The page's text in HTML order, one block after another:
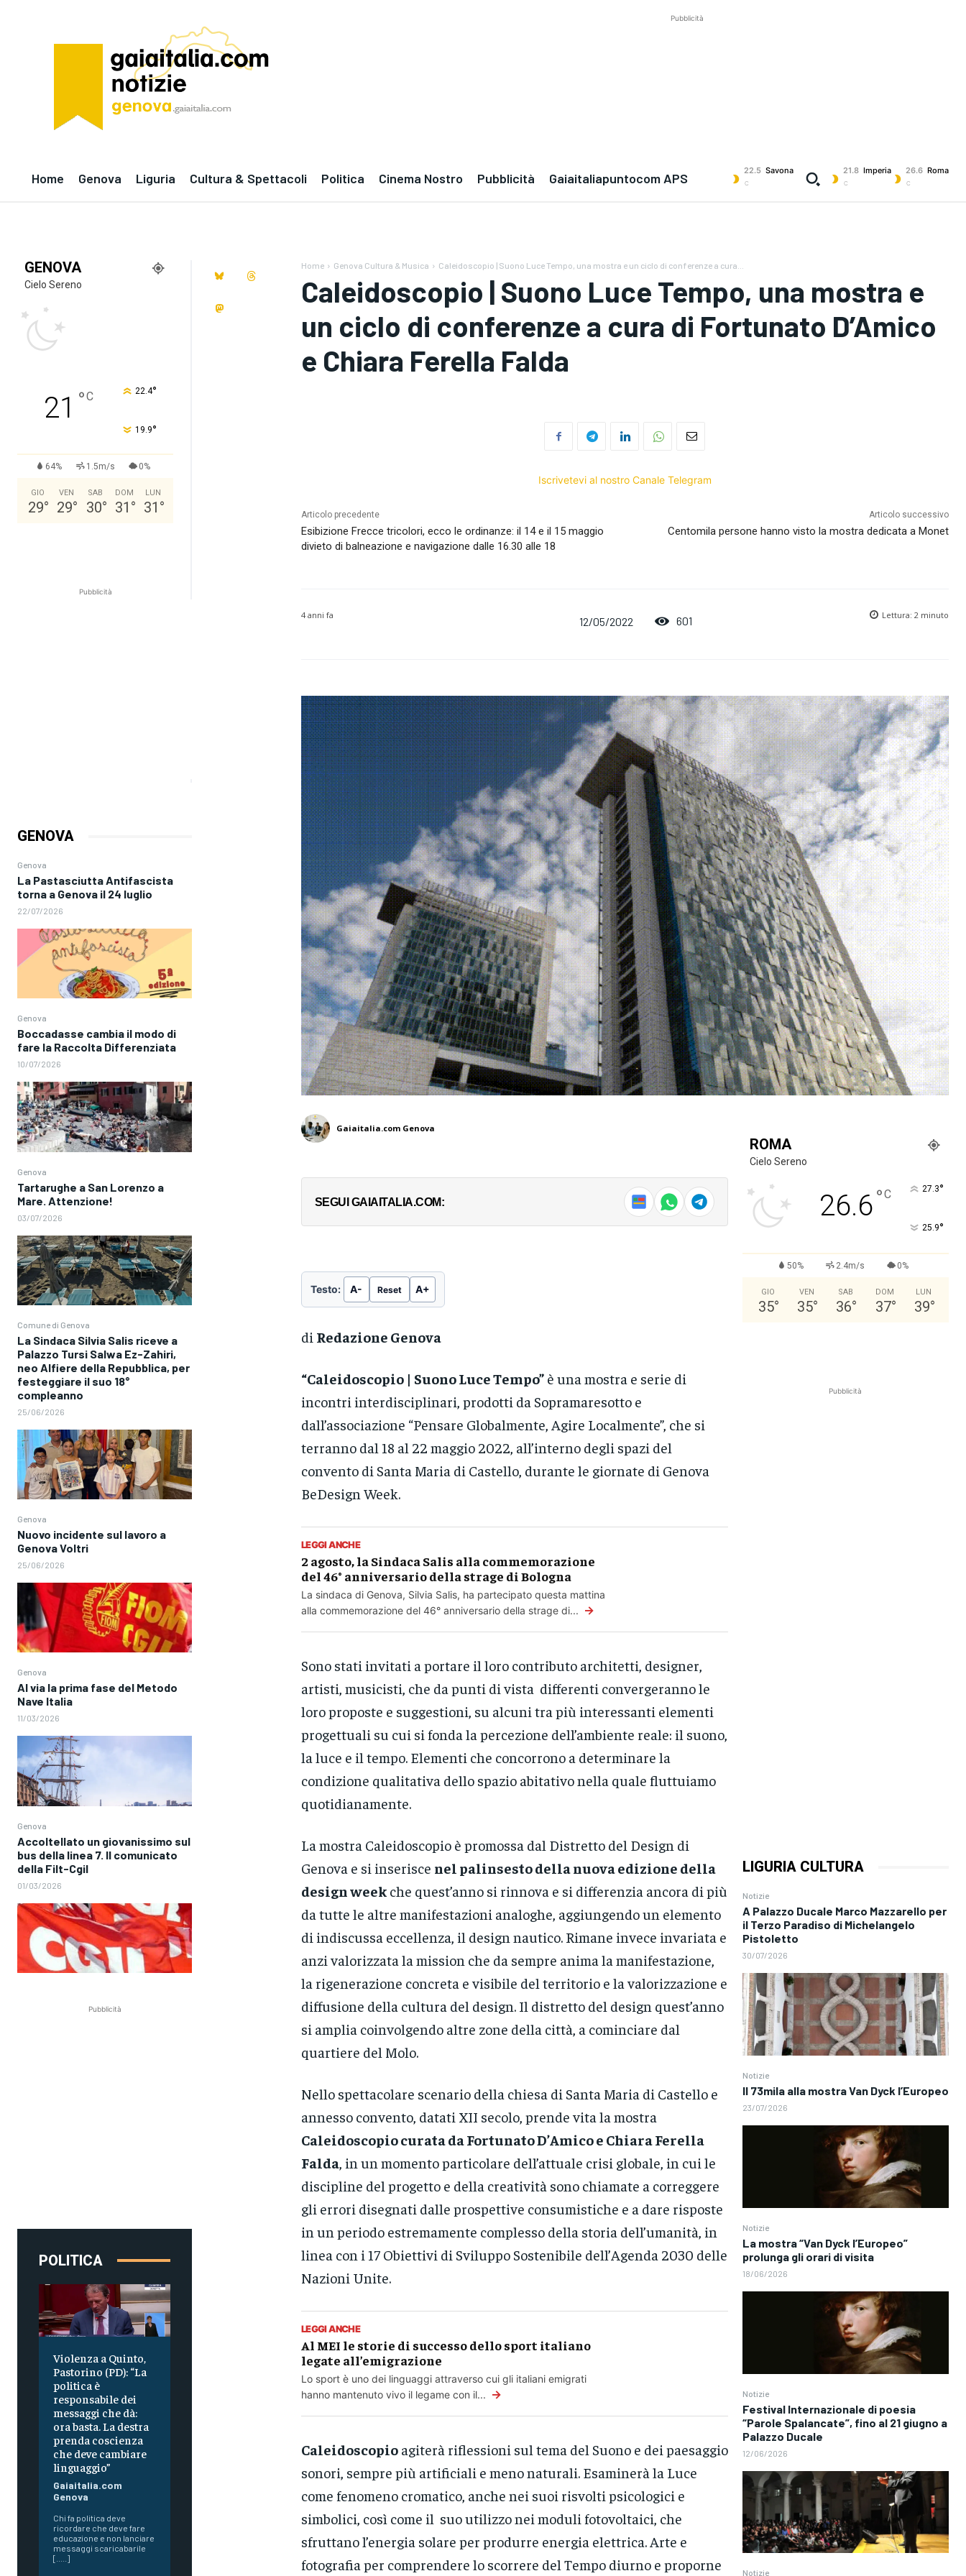
Pubblicità
Home Genova Liguria Cultura & Spettacoli Politica Cinema Nostro Pubblicità Gaiaitaliapuntocom APS 22.5
C
Savona 21.8
C
Imperia 26.6
C
Roma
GENOVA
Cielo Sereno
21 °C 22.4°
19.9°
64% 1.5m/s 0%
GIO
29°
VEN
29°
SAB
30°
DOM
31 °
LUN
31 °
Pubblicità
GENOVA
Genova
La Pastasciutta Antifascista
torna a Genova il 24 luglio
22/07/2026
Genova
Boccadasse cambia il modo di
fare la Raccolta Differenziata
10/07/2026
Genova
Tartarughe a San Lorenzo a
Mare. Attenzione!
03/07/2026
Comune di Genova
La Sindaca Silvia Salis riceve a
Palazzo Tursi Salwa Ez-Zahiri,
neo Alfiere della Repubblica, per
festeggiare il suo 18°
compleanno
25/06/2026
Genova
Nuovo incidente sul lavoro a
Genova Voltri
25/06/2026
Genova
Al via la prima fase del Metodo
Nave Italia
11/03/2026
Genova
Accoltellato un giovanissimo sul
bus della linea 7. Il comunicato
della Filt-Cgil
01/03/2026
Pubblicità
POLITICA
Violenza a Quinto,
Pastorino (PD): “La
politica è
responsabile dei
messaggi che dà:
ora basta. La destra
prenda coscienza
che deve cambiare
linguaggio”
Gaiaitalia.com
Genova
Chi fa politica deve
ricordare che deve fare
educazione e non lanciare
messaggi scaricabarile
[.....]
Home Genova Cultura & Musica Caleidoscopio | Suono Luce Tempo, una mostra e un ciclo di conferenze a cura...
Caleidoscopio | Suono Luce Tempo, una mostra e
un ciclo di conferenze a cura di Fortunato D’Amico
e Chiara Ferella Falda
Iscrivetevi al nostro Canale Telegram
Articolo precedente
Esibizione Frecce tricolori, ecco le ordinanze: il 14 e il 15 maggio
divieto di balneazione e navigazione dalle 16.30 alle 18
Articolo successivo
Centomila persone hanno visto la mostra dedicata a Monet
4 anni fa
12/05/2022 601 Lettura: 2minuto
Gaiaitalia.com Genova
SEGUI GAIAITALIA.COM:
Testo: A- Reset A+
di Redazione Genova
“Caleidoscopio | Suono Luce Tempo”è una mostra e serie di
incontri interdisciplinari, prodotti da Sopramaresotto e
dall’associazione “Pensare Globalmente, Agire Localmente”, che si
terranno dal 18 al 22 maggio 2022, all’interno degli spazi del
convento di Santa Maria di Castello, durante le giornate di Genova
BeDesign Week.
LEGGI ANCHE
2 agosto, la Sindaca Salis alla commemorazione
del 46° anniversario della strage di Bologna
La sindaca di Genova, Silvia Salis, ha partecipato questa mattina
alla commemorazione del 46° anniversario della strage di... →
Sono stati invitati a portare il loro contributo architetti, designer,
artisti, musicisti, che da punti di vista differenti convergeranno le
loro proposte e suggestioni, su alcuni tra più interessanti elementi
progettuali su cui si fonda la percezione dell’ambiente reale: il suono,
la luce e il tempo. Elementi che concorrono a determinare la
condizione qualitativa dello spazio abitativo nella quale fluttuiamo
quotidianamente.
La mostra Caleidoscopio è promossa dal Distretto del Design di
Genova e si inserisce nel palinsesto della nuova edizione della
design weekche quest’anno si rinnova e si differenzia ancora di più
da tutte le altre manifestazioni analoghe, aggiungendo un elemento
di indiscussa eccellenza, il design nautico. Rimane invece invariata e
anzi valorizzata la mission che da sempre anima la manifestazione,
la rigenerazione concreta e visibile del territorio e la valorizzazione e
diffusione della cultura del design. Il distretto del design quest’anno
si amplia coinvolgendo altre zone della città, a cominciare dal
quartiere del Molo.
Nello spettacolare scenario della chiesa di Santa Maria di Castello e
annesso convento, datati XII secolo, prende vita la mostra
Caleidoscopio curata da Fortunato D’Amico e Chiara Ferella
Falda, in un momento particolare dell’attuale crisi globale, in cui le
discipline del progetto e della creatività sono chiamate a correggere
gli errori disegnati dalle prospettive consumistiche e a dare risposte
in un periodo estremamente complesso della storia dell’umanità, in
linea con i 17 Obiettivi di Sviluppo Sostenibile dell’Agenda 2030 delle
Nazioni Unite.
LEGGI ANCHE
Al MEI le storie di successo dello sport italiano
legate all’emigrazione
Lo sport è uno dei linguaggi attraverso cui gli italiani emigrati
hanno mantenuto vivo il legame con il... →
Caleidoscopioagiterà riflessioni sul tema del Suono e dei paesaggio
sonori, sempre più artificiali e meno naturali. Esaminerà la Luce
come fenomeno cromatico, anche nei suoi risvolti psicologici e
simbolici, così come il suo utilizzo nei moduli fotovoltaici, che
sfruttano l’energia solare per produrre energia elettrica. Arte e
fotografia per comprendere lo scorrere del Tempo diurno e proporne
ROMA
Cielo Sereno
26.6°C 27.3°
25.9°
50% 2.4m/s 0%
GIO
35°
VEN
35°
SAB
36°
DOM
37°
LUN
39°
Pubblicità
LIGURIA CULTURA
Notizie
A Palazzo Ducale Marco Mazzarello per
il Terzo Paradiso di Michelangelo
Pistoletto
30/07/2026
Notizie
Il 73mila alla mostra Van Dyck l’Europeo
23/07/2026
Notizie
La mostra “Van Dyck l’Europeo”
prolunga gli orari di visita
18/06/2026
Notizie
Festival Internazionale di poesia
“Parole Spalancate”, fino al 21 giugno a
Palazzo Ducale
12/06/2026
Notizie